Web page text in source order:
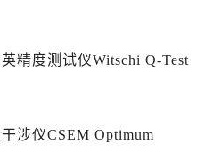
精度测试仪Witschi Q-Test
涉仪CSEM Optimum